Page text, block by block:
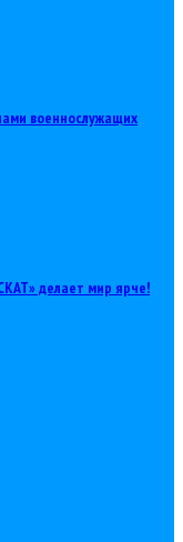
военнослужащих
делает мир ярче!